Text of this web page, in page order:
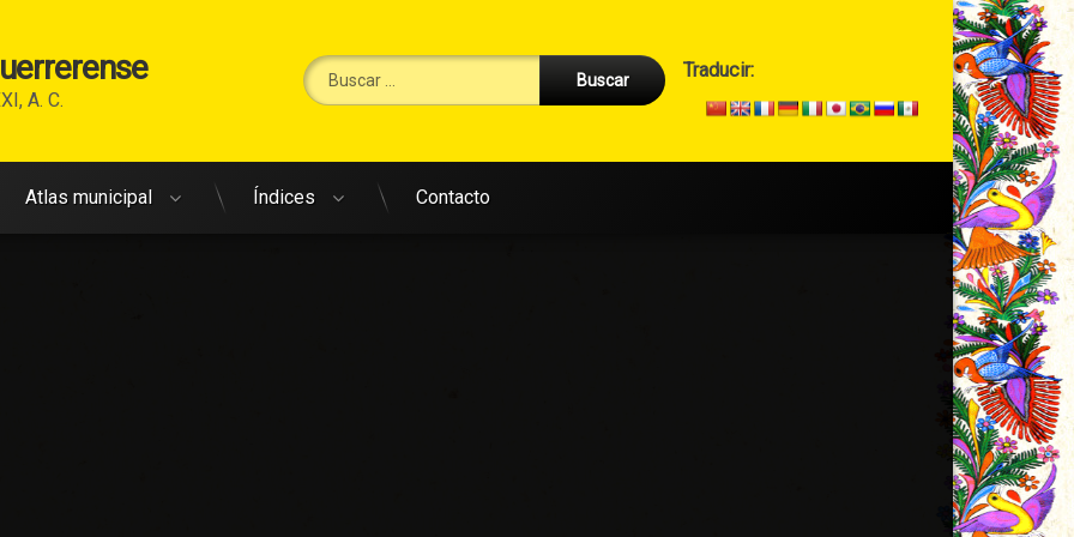
A. C.
Buscar:
→
Secundario
Traducir:
Atlas municipal Índices Contacto